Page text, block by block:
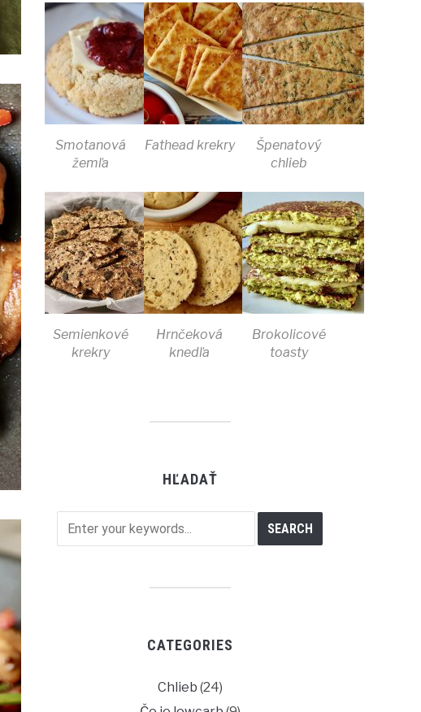
Smotanová
žemľa
Fathead krekry
Špenatový
chlieb
Semienkové
krekry
Hrnčeková
knedľa
Brokolicové
toasty
HĽADAŤ
CATEGORIES
Chlieb (24)